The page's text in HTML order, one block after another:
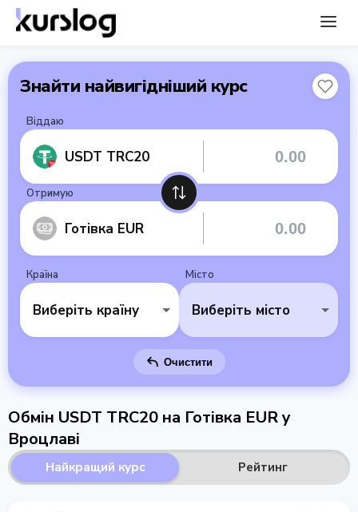
Знайти найвигідніший курс
Віддаю
USDT TRC20
Отримую
Готівка EUR
Країна
Виберіть країну
Місто
Виберіть місто
Очистити
Обмін USDT TRC20 на Готівка EUR у
Вроцлаві
Найкращий курс Рейтинг